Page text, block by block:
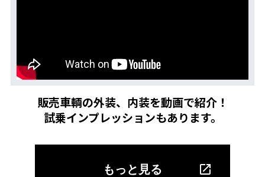
販売車輌の外装、内装を動画で紹介！
試乗インプレッションもあります。
もっと見る